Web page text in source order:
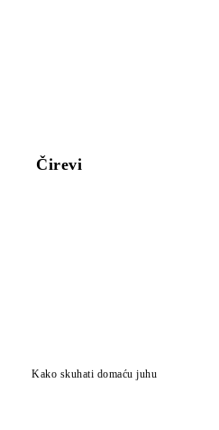
Čirevi
Kako skuhati domaću juhu